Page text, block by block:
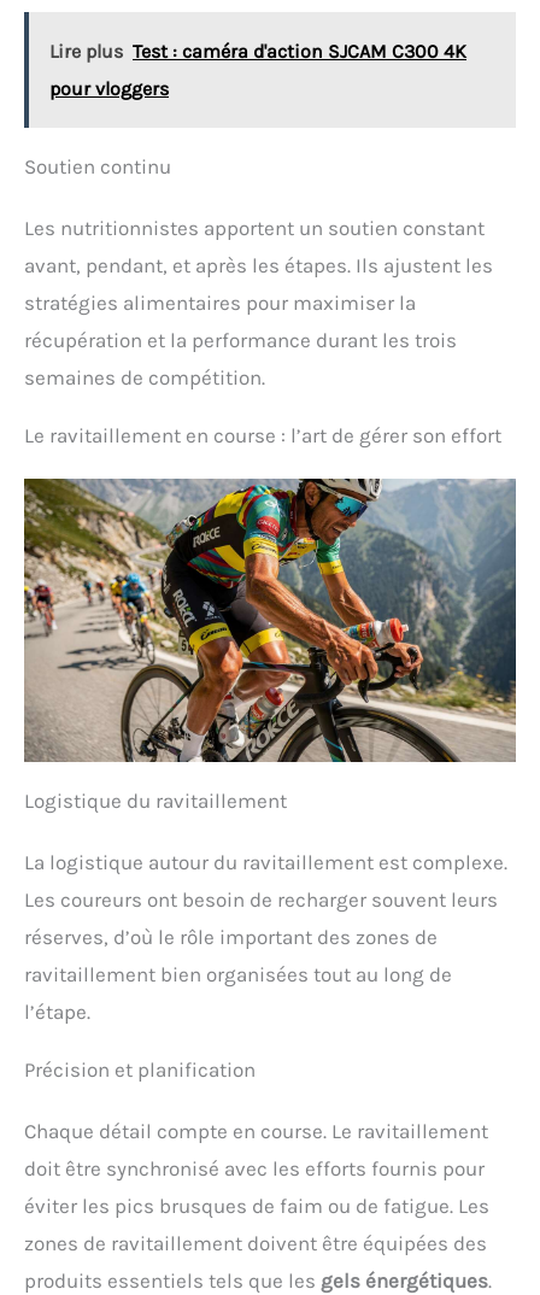
plate-forme de pesée en acier inoxydable 304 de
qualité alimentaire combine durabilité et design
facile à nettoyer, ce qui en fait un appareil de
sans récipient La balance compacte et élégante
un tiroir de cuisine, une armoire ou un sac de
Lire plus Test : caméra d'action SJCAM C300 4K
pour vloggers
Soutien continu
Les nutritionnistes apportent un soutien constant
avant, pendant, et après les étapes. Ils ajustent les
stratégies alimentaires pour maximiser la
récupération et la performance durant les trois
semaines de compétition.
Le ravitaillement en course : l’art de gérer son effort
Logistique du ravitaillement
La logistique autour du ravitaillement est complexe.
Les coureurs ont besoin de recharger souvent leurs
réserves, d’où le rôle important des zones de
ravitaillement bien organisées tout au long de
l’étape.
Précision et planification
Chaque détail compte en course. Le ravitaillement
doit être synchronisé avec les efforts fournis pour
éviter les pics brusques de faim ou de fatigue. Les
zones de ravitaillement doivent être équipées des
produits essentiels tels que les gels énergétiques.